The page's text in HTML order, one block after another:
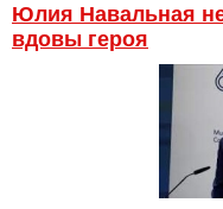
Юлия Навальная
вдовы героя